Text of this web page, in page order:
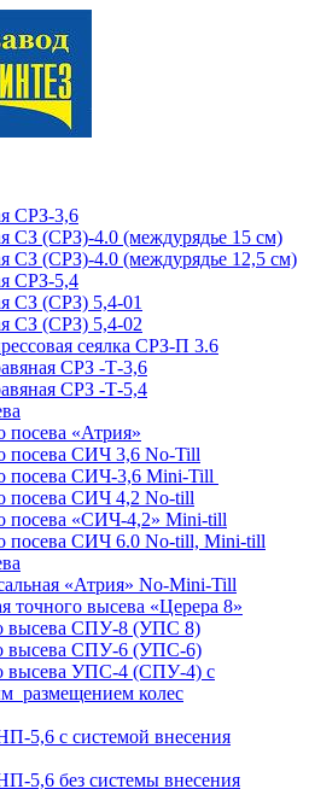
СРЗ-3,6
СЗ (СРЗ)-4.0 (междурядье 15 см)
СЗ (СРЗ)-4.0 (междурядье 12,5 см)
СРЗ-5,4
СЗ (СРЗ) 5,4-01
СЗ (СРЗ) 5,4-02
сеялка СРЗ-П 3.6
СРЗ -Т-3,6
СРЗ -Т-5,4
посева «Атрия»
посева СИЧ 3,6 No-Till
посева СИЧ-3,6 Mini-Till
посева СИЧ 4,2 No-till
посева «СИЧ-4,2» Mini-till
посева СИЧ 6.0 No-till, Mini-till
«Атрия» No-Mini-Till
точного высева «Церера 8»
высева СПУ-8 (УПС 8)
высева СПУ-6 (УПС-6)
высева УПС-4 (СПУ-4) с
размещением колес
5,6 с системой внесения
5,6 без системы внесения